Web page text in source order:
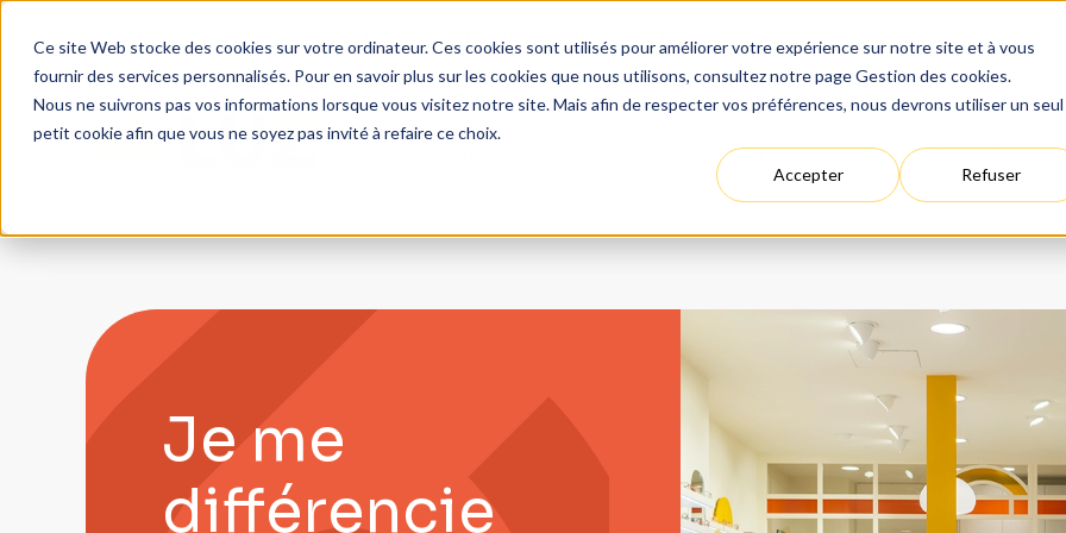
Ce site Web stocke des cookies sur votre ordinateur. Ces cookies sont utilisés pour améliorer votre expérience sur notre site et à vous
fournir des services personnalisés. Pour en savoir plus sur les cookies que nous utilisons, consultez notre page Gestion des cookies.
Nous ne suivrons pas vos informations lorsque vous visitez notre site. Mais afin de respecter vos préférences, nous devrons utiliser un seul
petit cookie afin que vous ne soyez pas invité à refaire ce choix.
Accepter Refuser
01 56 56 75 67 - PRENDRE RENDEZ VOUS AVEC UN EXPERT 1ÈRE CENTRALE D'OPTIQUE
Cycle de vie
J'achète un magasin
Je vends mon magasin
Positionnement Vision & Santé
Positionnement Vision & Style
Positionnement Vision & Engagement
Centrale d'achat LUZ
Relations fournisseurs
Optikid : vue des enfants
Un Dixième+ : basse vision
À propos Contact
Événement SILMO
Je me
différencie